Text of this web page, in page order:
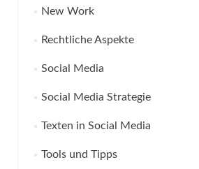
New Work
Rechtliche Aspekte
Social Media
Social Media Strategie
Texten in Social Media
Tools und Tipps